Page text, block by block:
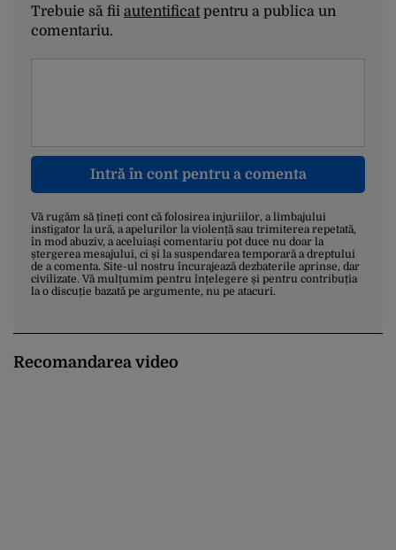
Trebuie să fii autentificatpentru a publica un
comentariu.
Intră în cont pentru a comenta
Vă rugăm să țineți cont că folosirea injuriilor, a limbajului
instigator la ură, a apelurilor la violență sau trimiterea repetată,
în mod abuziv, a aceluiași comentariu pot duce nu doar la
ștergerea mesajului, ci și la suspendarea temporară a dreptului
de a comenta. Site-ul nostru încurajează dezbaterile aprinse, dar
civilizate. Vă mulțumim pentru înțelegere și pentru contribuția
la o discuție bazată pe argumente, nu pe atacuri.
Recomandarea video